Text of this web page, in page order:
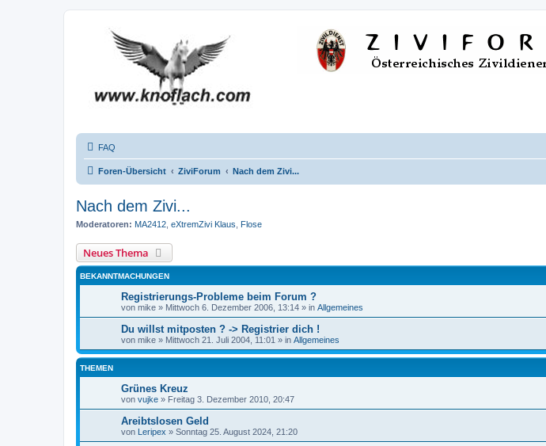
FAQ
Foren-Übersicht ZiviForum Nach dem Zivi...
Nach dem Zivi...
Moderatoren: MA2412 eXtremZivi Klaus Flose
Neues Thema
BEKANNTMACHUNGEN
Registrierungs-Probleme beim Forum ?
von mike » Mittwoch 6. Dezember 2006, 13:14 » in Allgemeines
Du willst mitposten ? -> Registrier dich !
von mike » Mittwoch 21. Juli 2004, 11:01 » in Allgemeines
THEMEN
Grünes Kreuz
von vujke » Freitag 3. Dezember 2010, 20:47
Areibtslosen Geld
von Leripex » Sonntag 25. August 2024, 21:20